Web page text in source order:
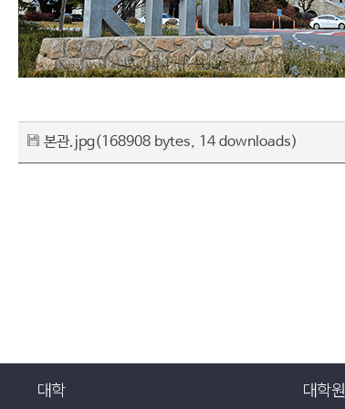
본관.jpg(168908 bytes, 14 downloads)
대학 대학원